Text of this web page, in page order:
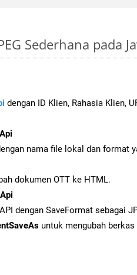
Sederhana pada
dengan ID Klien, Rahasia Klien,
nama file lokal dan format
dokumen OTT ke HTML.
dengan SaveFormat sebagai
untuk mengubah